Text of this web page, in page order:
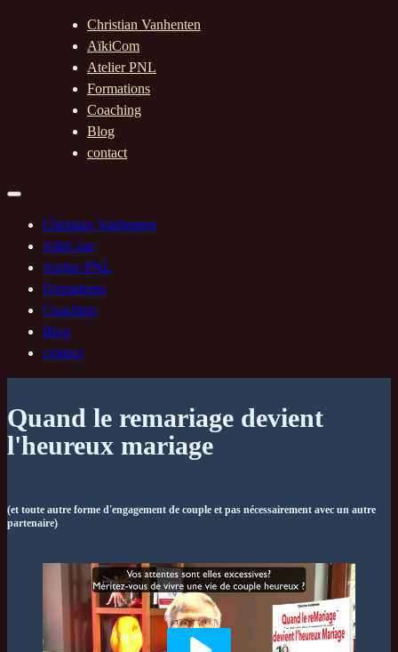
Christian Vanhenten
AïkiCom
Atelier PNL
Formations
Coaching
Blog
contact
Christian Vanhenten
AïkiCom
Atelier PNL
Formations
Coaching
Blog
contact
Quand le remariage devient
l'heureux mariage
(et toute autre forme d'engagement de couple et pas nécessairement avec un autre
partenaire)